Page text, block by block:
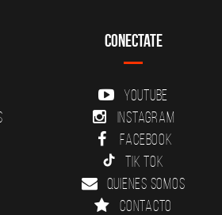
Conectate
YouTube
Instagram
Facebook
Tik Tok
Quienes somos
Contacto